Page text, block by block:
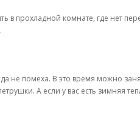
в прохладной комнате, где нет
помеха. В это время можно
А если у вас есть зимняя